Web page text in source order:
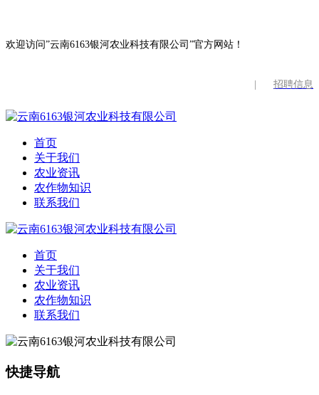
欢迎访问”云南6163银河农业科技有限公司”官方网站！
招聘信息
首页
关于我们
农业资讯
农作物知识
联系我们
首页
关于我们
农业资讯
农作物知识
联系我们
快捷导航